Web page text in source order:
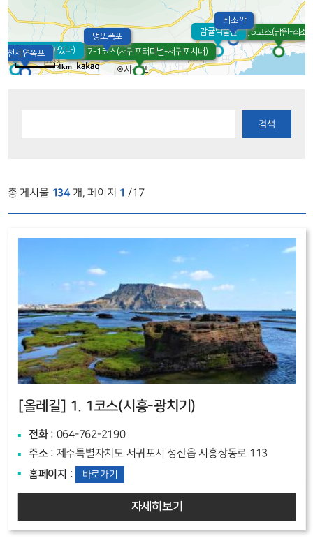
7. 5코스(남원-쇠소
10. 7-1코스(서귀포터미널-서귀포시내)
(박물관은살아있다)
감귤박물관
쇠소깍
엉또폭포
천제연폭포
4km
검색
총 게시물 134 개, 페이지 1 /17
[올레길] 1. 1코스(시흥-광치기)
전화: 064-762-2190
주소: 제주특별자치도 서귀포시 성산읍 시흥상동로 113
홈페이지 : 바로가기
자세히보기